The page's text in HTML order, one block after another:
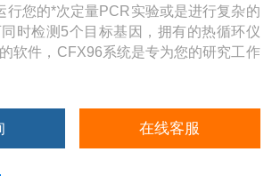
行您的*次定量PCR实验或是进行复杂的
时检测5个目标基因，拥有的热循环仪
软件，CFX96系统是专为您的研究工作
在线客服